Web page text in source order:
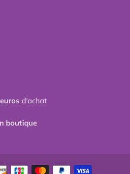
d'achat
boutique